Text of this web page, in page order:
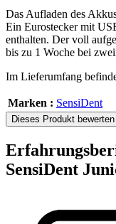
Das Aufladen des
Ein Eurostecker mit
enthalten. Der voll
bis zu 1 Woche bei
Im Lieferumfang
Marken : SensiDent
Dieses Produkt bewerten
SensiDent